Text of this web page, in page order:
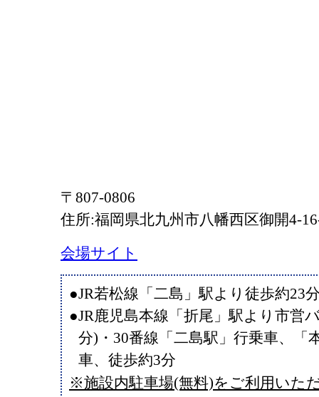
〒807-0806
住所:福岡県北九州市⼋幡西区御開4-
会場サイト
●JR若松線「二島」駅より徒歩約23
●JR鹿児島本線「折尾」駅より市営
分)・30番線「二島駅」行乗車、「
車、徒歩約3分
※施設内駐車場(無料)をご利用いた